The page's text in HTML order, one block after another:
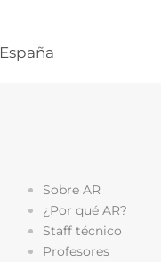
España
Sobre AR
¿Por qué AR?
Staff técnico
Profesores